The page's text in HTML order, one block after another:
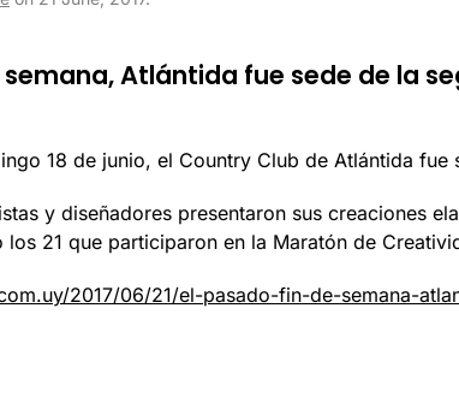
semana, Atlántida fue sede de la
18 de junio, el Country Club de Atlántida
y diseñadores presentaron sus creaciones
los 21 que participaron en la Maratón de
2017/06/21/el-pasado-fin-de-semana-